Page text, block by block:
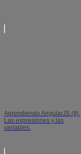
Aprendiendo AngularJS (II).
Las expresiones y las
variables.